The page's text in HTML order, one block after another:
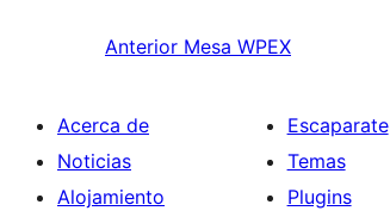
Anterior Mesa WPEX
Acerca de
Noticias
Alojamiento
Escaparate
Temas
Plugins